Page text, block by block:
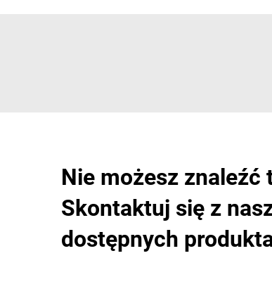
Nie możesz znaleźć
Skontaktuj się z
dostępnych